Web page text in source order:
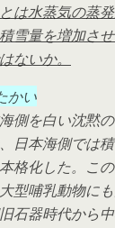
は水蒸気の蒸
雪量を増加さ
ないか。
かい
側を白い沈黙
日本海側では
格化した。こ
型哺乳動物に
石器時代から